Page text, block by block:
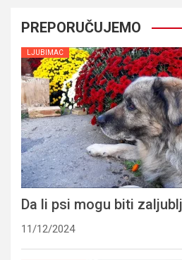
PREPORUČUJEMO
LJUBIMAC
Da li psi mogu biti
11/12/2024